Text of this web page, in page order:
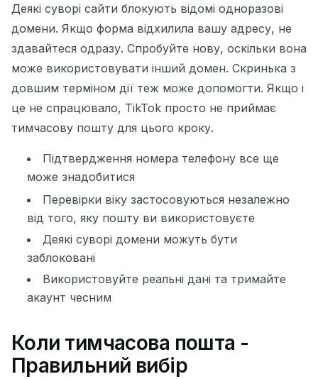
Деякі суворі сайти блокують відомі одноразові
домени. Якщо форма відхилила вашу адресу, не
здавайтеся одразу. Спробуйте нову, оскільки вона
може використовувати інший домен. Скринька з
довшим терміном дії теж може допомогти. Якщо і
це не спрацювало, TikTok просто не приймає
тимчасову пошту для цього кроку.
Підтвердження номера телефону все ще
може знадобитися
Перевірки віку застосовуються незалежно
від того, яку пошту ви використовуєте
Деякі суворі домени можуть бути
заблоковані
Використовуйте реальні дані та тримайте
акаунт чесним
Коли тимчасова пошта -
Правильний вибір